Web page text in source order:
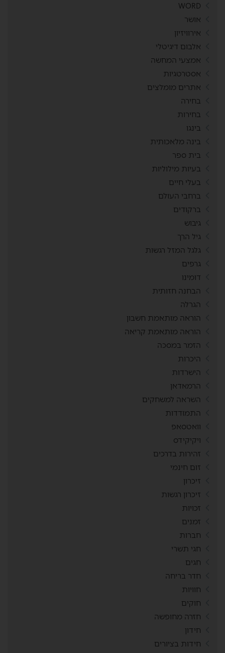
WORD
אושר
אירוויזיון
אלבום דיגיטלי
אמצעי המחשה
אסטרטגיות
אתרים מומלצים
בחירה
בחירות
בינגו
בינה מלאכותית
בית ספר
בעיות מילוליות
בעלי חיים
ברחבי העולם
ברקודים
גיבוש
גיל הרך
גלגל המזל רגשות
גרפים
דומינו
הבחנה חזותית
הגרלה
הוראה מותאמת חשבון
הוראה מותאמת קריאה
הזמר במסכה
היכרות
הישרדות
הרמאדאן
השראה למשחקים
התמודדות
וואטסאפ
ויקיקידס
זהירות בדרכים
זום חינמי
זיכרון
זיכרון רגשות
זכויות
זמנים
חברות
חגי תשרי
חגים
חדר בריחה
חוויות
חוקים
חזרה מחופשה
חידון
חידות בציורים